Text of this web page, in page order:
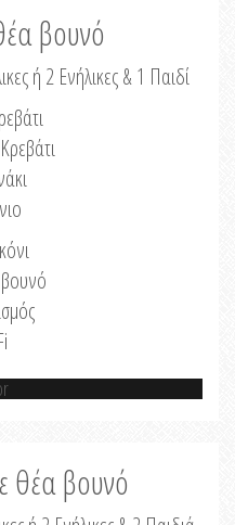
βουνό
ή 2 Ενήλικες & 1 Παιδί
θέα βουνό